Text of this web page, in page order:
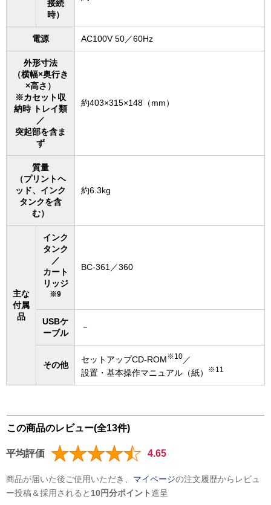
接続
時）
電源 AC100V 50／60Hz
外形寸法
（横幅×奥行き
×高さ）
※カセット収
納時 トレイ類
／
突起部を含ま
ず
約403×315×148（mm）
質量
（プリントヘ
ッド、インク
タンクを含
む）
約6.3kg
主な
付属
品
インク
タンク
／
カート
リッジ
※9
BC-361／360
USBケ
ーブル
－
その他
セットアップCD-ROM※10 ／
設置・基本操作マニュアル（紙）
※11
この商品のレビュー(全13件)
平均評価 4.65
商品が届いた後ご使用いただき、 マイページの注文履歴からレビュ
ー投稿＆採用されると 10円分ポイント進呈